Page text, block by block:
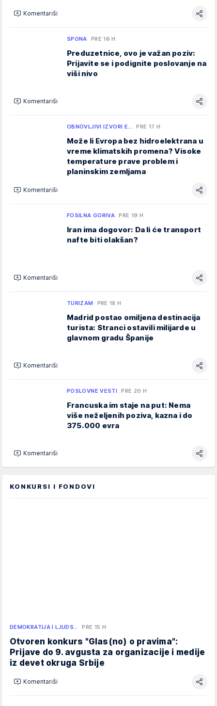
Komentariši
SPONA PRE 16 H
Preduzetnice, ovo je važan poziv:
Prijavite se i podignite poslovanje na
viši nivo
Komentariši
OBNOVLJIVI IZVORI E… PRE 17 H
Može li Evropa bez hidroelektrana u
vreme klimatskih promena? Visoke
temperature prave problem i
planinskim zemljama
Komentariši
FOSILNA GORIVA PRE 19 H
Iran ima dogovor: Da li će transport
nafte biti olakšan?
Komentariši
TURIZAM PRE 18 H
Madrid postao omiljena destinacija
turista: Stranci ostavili milijarde u
glavnom gradu Španije
Komentariši
POSLOVNE VESTI PRE 20 H
Francuska im staje na put: Nema
više neželjenih poziva, kazna i do
375.000 evra
Komentariši
KONKURSI I FONDOVI
DEMOKRATIJA I LJUDS… PRE 15 H
Otvoren konkurs "Glas(no) o pravima":
Prijave do 9. avgusta za organizacije i medije
iz devet okruga Srbije
Komentariši